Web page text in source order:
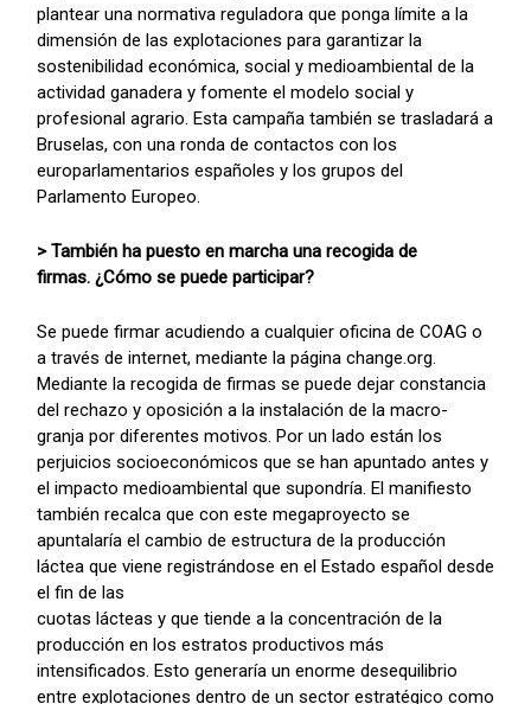
plantear una normativa reguladora que ponga límite a la
dimensión de las explotaciones para garantizar la
sostenibilidad económica, social y medioambiental de la
actividad ganadera y fomente el modelo social y
profesional agrario. Esta campaña también se trasladará a
Bruselas, con una ronda de contactos con los
europarlamentarios españoles y los grupos del
Parlamento Europeo.
> También ha puesto en marcha una recogida de
firmas. ¿Cómo se puede participar?
Se puede firmar acudiendo a cualquier oficina de COAG o
a través de internet, mediante la página change.org.
Mediante la recogida de firmas se puede dejar constancia
del rechazo y oposición a la instalación de la macro-
granja por diferentes motivos. Por un lado están los
perjuicios socioeconómicos que se han apuntado antes y
el impacto medioambiental que supondría. El manifiesto
también recalca que con este megaproyecto se
apuntalaría el cambio de estructura de la producción
láctea que viene registrándose en el Estado español desde
el fin de las
cuotas lácteas y que tiende a la concentración de la
producción en los estratos productivos más
intensificados. Esto generaría un enorme desequilibrio
entre explotaciones dentro de un sector estratégico como